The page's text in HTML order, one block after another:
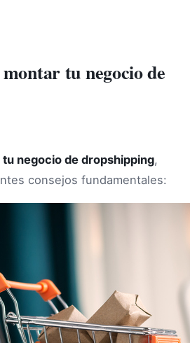
tu negocio de
negocio de dropshipping,
consejos fundamentales: